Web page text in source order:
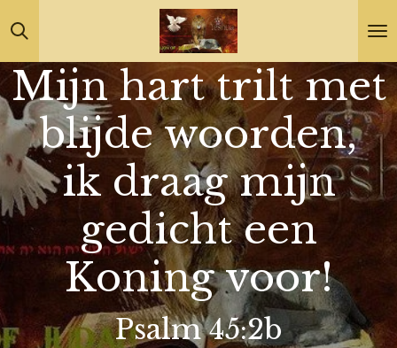
Ga
direct
naar
de
hoofdinhoud
Mijn hart trilt met
blijde woorden,
ik draag mijn
gedicht een
Koning voor!
Psalm 45:2b